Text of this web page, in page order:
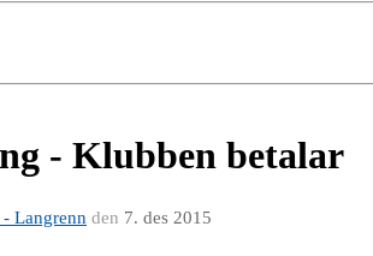
- Klubben betalar
Langrenn den 7. des 2015